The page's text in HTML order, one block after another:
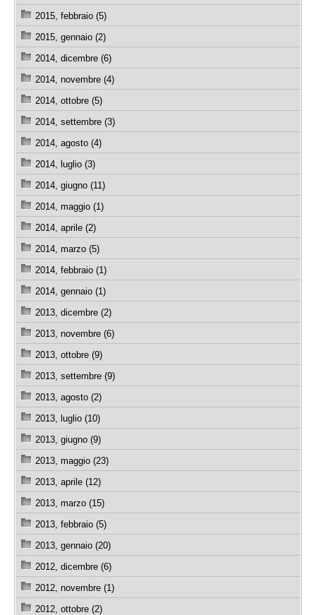
2015, febbraio (5)
2015, gennaio (2)
2014, dicembre (6)
2014, novembre (4)
2014, ottobre (5)
2014, settembre (3)
2014, agosto (4)
2014, luglio (3)
2014, giugno (11)
2014, maggio (1)
2014, aprile (2)
2014, marzo (5)
2014, febbraio (1)
2014, gennaio (1)
2013, dicembre (2)
2013, novembre (6)
2013, ottobre (9)
2013, settembre (9)
2013, agosto (2)
2013, luglio (10)
2013, giugno (9)
2013, maggio (23)
2013, aprile (12)
2013, marzo (15)
2013, febbraio (5)
2013, gennaio (20)
2012, dicembre (6)
2012, novembre (1)
2012, ottobre (2)